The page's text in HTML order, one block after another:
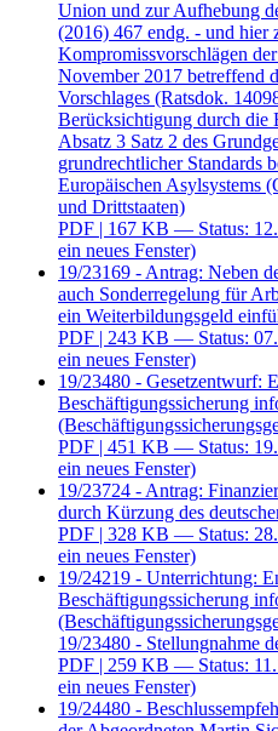
Union und zur Aufhebung
(2016) 467 endg. - und hier
Kompromissvorschlägen
November 2017 betreffend
Vorschlages (Ratsdok.
Berücksichtigung durch die
Absatz 3 Satz 2 des
grundrechtlicher Standards
Europäischen Asylsystems
und Drittstaaten)
PDF | 167 KB — Status:
ein neues Fenster)
19/23169 - Antrag: Neben
auch Sonderregelung für
ein Weiterbildungsgeld
PDF | 243 KB — Status:
ein neues Fenster)
19/23480 - Gesetzentwurf:
Beschäftigungssicherung
PDF | 451 KB — Status:
ein neues Fenster)
19/23724 - Antrag:
durch Kürzung des
PDF | 328 KB — Status:
ein neues Fenster)
19/24219 - Unterrichtung:
Beschäftigungssicherung
19/23480 - Stellungnahme
PDF | 259 KB — Status:
ein neues Fenster)
19/24480 -